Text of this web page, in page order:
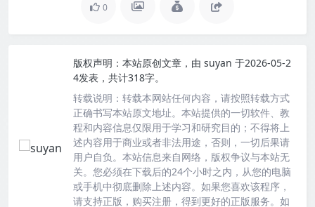
0
版权声明： 本站原创文章，由 suyan 于2026-05-2
4发表，共计318字。
转载说明： 转载本网站任何内容，请按照转载方式
正确书写本站原文地址。本站提供的一切软件、教
程和内容信息仅限用于学习和研究目的；不得将上
述内容用于商业或者非法用途，否则，一切后果请
用户自负。本站信息来自网络，版权争议与本站无
关。您必须在下载后的24个小时之内，从您的电脑
或手机中彻底删除上述内容。如果您喜欢该程序，
请支持正版，购买注册，得到更好的正版服务。如